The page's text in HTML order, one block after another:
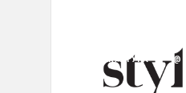
КУЛТУРА